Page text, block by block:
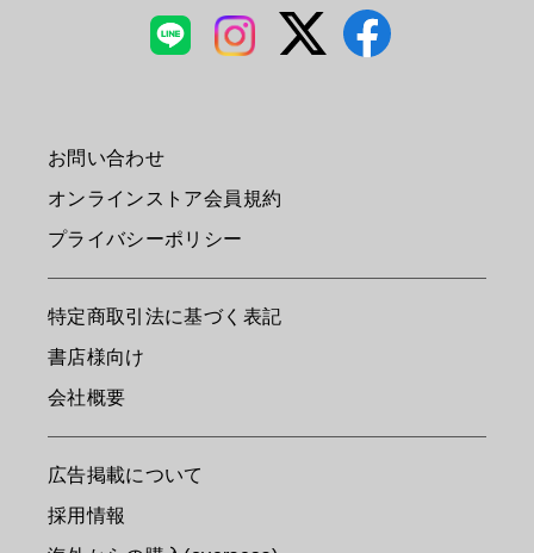
お問い合わせ
オンラインストア会員規約
プライバシーポリシー
特定商取引法に基づく表記
書店様向け
会社概要
広告掲載について
採用情報